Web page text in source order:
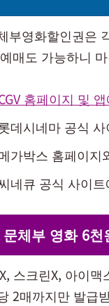
부영화할인권은
매도 가능하니
홈페이지 및
데시네마 공식
가박스 홈페이지
네큐 공식 사이
문체부 영화 6
스크린X, 아이
2매까지만 발급